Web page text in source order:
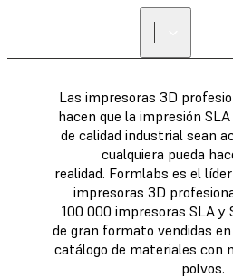
Las impresoras 3D
hacen que la impresión
de calidad industrial sean
cualquiera pueda
realidad. Formlabs es el
impresoras 3D
100 000 impresoras SLA y
de gran formato vendidas
catálogo de materiales con
polvos.